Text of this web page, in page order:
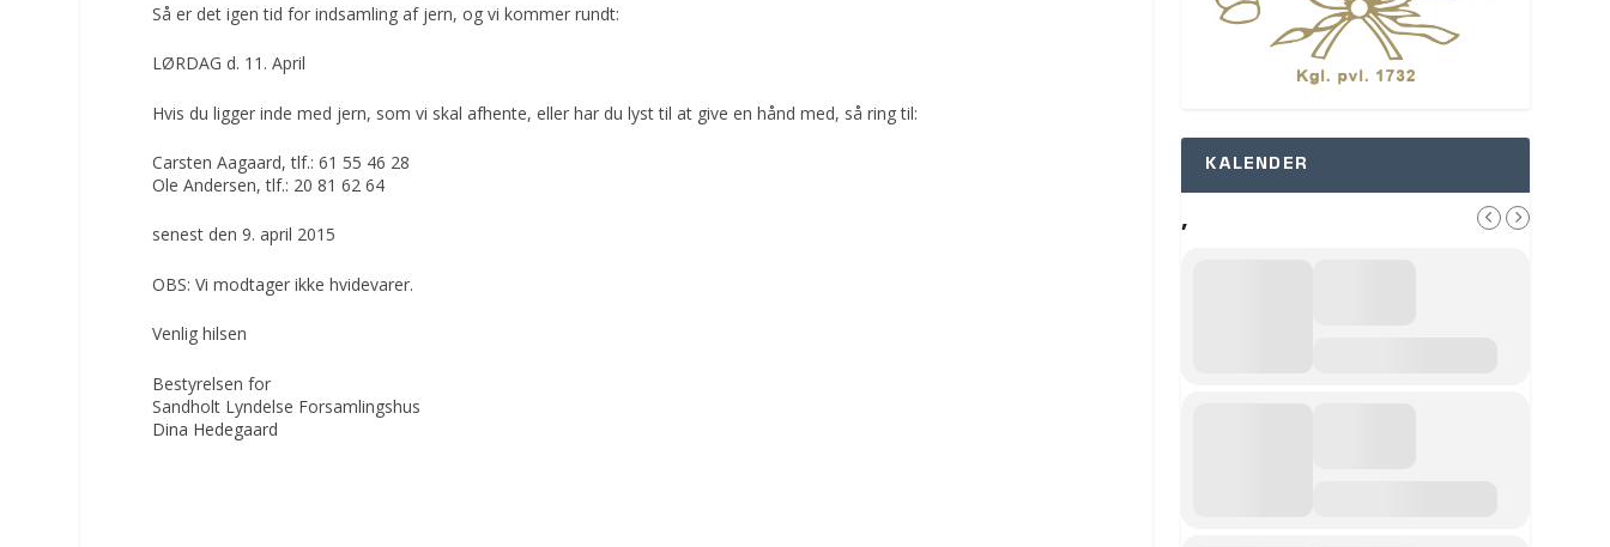
Så er det igen tid for indsamling af jern, og vi kommer rundt:
LØRDAG d. 11. April
Hvis du ligger inde med jern, som vi skal afhente, eller har du lyst til at give en hånd med, så ring til:
Carsten Aagaard, tlf.: 61 55 46 28
Ole Andersen, tlf.: 20 81 62 64
senest den 9. april 2015
OBS: Vi modtager ikke hvidevarer.
Venlig hilsen
Bestyrelsen for
Sandholt Lyndelse Forsamlingshus
Dina Hedegaard
KALENDER
,